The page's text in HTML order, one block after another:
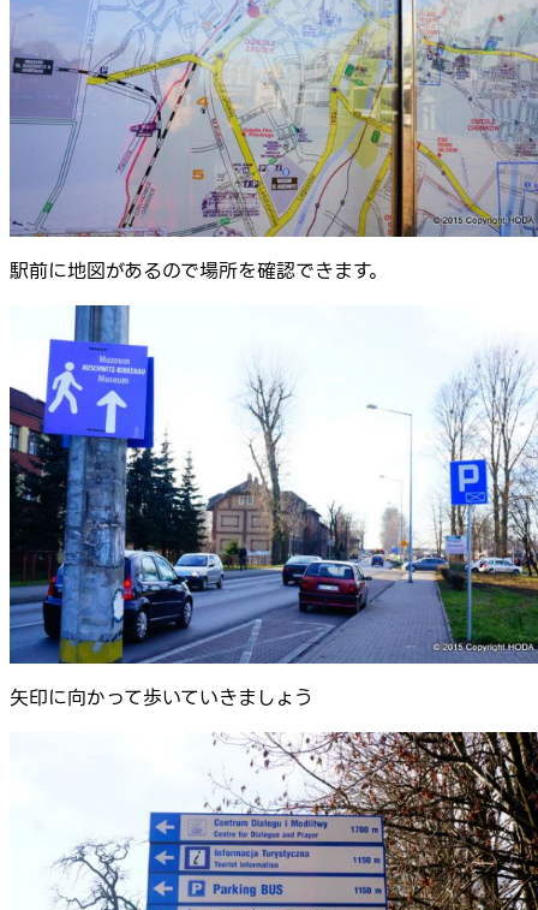
駅前に地図があるので場所を確認できます。
矢印に向かって歩いていきましょう